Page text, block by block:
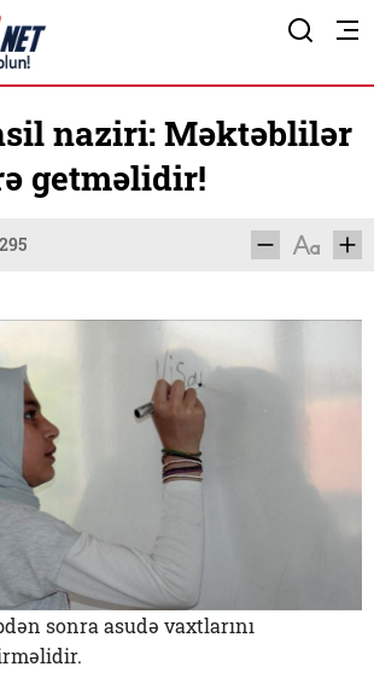
naziri: Məktəblilər
getməlidir!
295
sonra asudə vaxtlarını